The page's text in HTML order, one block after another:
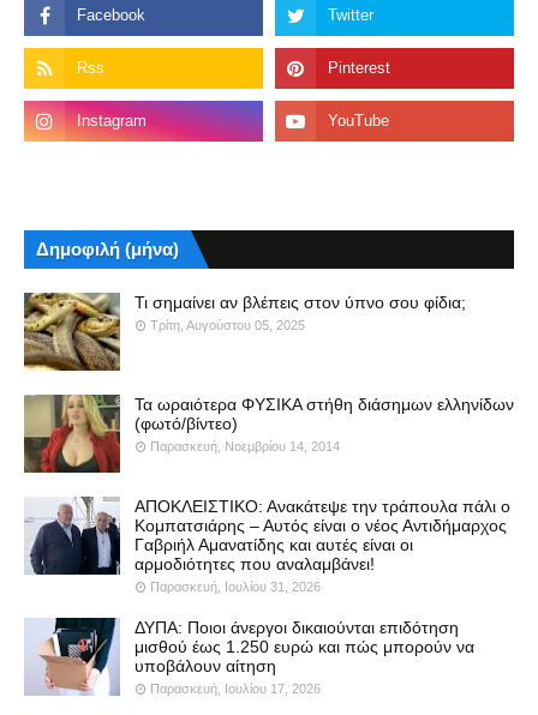
Δημοφιλή (μήνα)
Τι σημαίνει αν βλέπεις στον ύπνο σου φίδια;
Τρίτη, Αυγούστου 05, 2025
Τα ωραιότερα ΦΥΣΙΚΑ στήθη διάσημων ελληνίδων
(φωτό/βίντεο)
Παρασκευή, Νοεμβρίου 14, 2014
ΑΠΟΚΛΕΙΣΤΙΚΟ: Ανακάτεψε την τράπουλα πάλι ο
Κομπατσιάρης – Αυτός είναι ο νέος Αντιδήμαρχος
Γαβριήλ Αμανατίδης και αυτές είναι οι
αρμοδιότητες που αναλαμβάνει!
Παρασκευή, Ιουλίου 31, 2026
ΔΥΠΑ: Ποιοι άνεργοι δικαιούνται επιδότηση
μισθού έως 1.250 ευρώ και πώς μπορούν να
υποβάλουν αίτηση
Παρασκευή, Ιουλίου 17, 2026